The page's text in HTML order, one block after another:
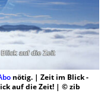
nötig. | Zeit im Blick -
auf die Zeit! | © zib